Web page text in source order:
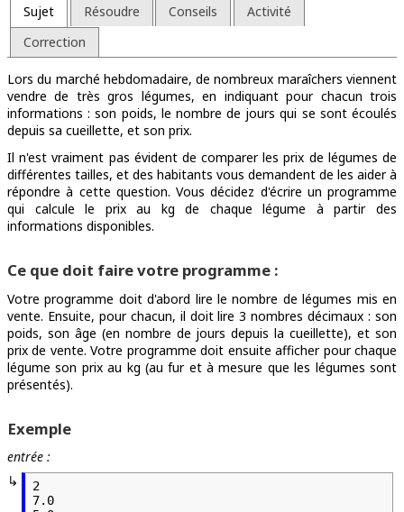
Sujet Résoudre Conseils
Activité
Correction
Lors du marché hebdomadaire, de nombreux maraîchers viennent
vendre de très gros légumes, en indiquant pour chacun trois
informations : son poids, le nombre de jours qui se sont écoulés
depuis sa cueillette, et son prix.
Il n'est vraiment pas évident de comparer les prix de légumes de
différentes tailles, et des habitants vous demandent de les aider à
répondre à cette question. Vous décidez d'écrire un programme
qui calcule le prix au kg de chaque légume à partir des
informations disponibles.
Ce que doit faire votre programme :
Votre programme doit d'abord lire le nombre de légumes mis en
vente. Ensuite, pour chacun, il doit lire 3 nombres décimaux : son
poids, son âge (en nombre de jours depuis la cueillette), et son
prix de vente. Votre programme doit ensuite afficher pour chaque
légume son prix au kg (au fur et à mesure que les légumes sont
présentés).
Exemple
entrée :
2
7.0